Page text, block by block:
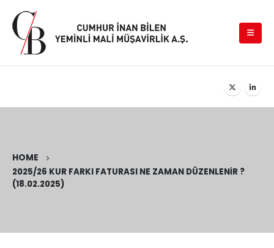
HOME
2025/26 KUR FARKI FATURASI NE ZAMAN DÜZENLENIR ?
(18.02.2025)